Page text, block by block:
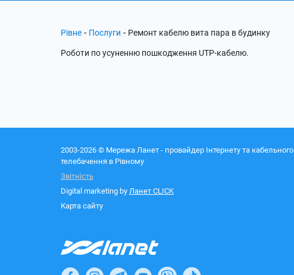
Рівне - Послуги - Ремонт кабелю вита пара в будинку
Роботи по усуненню пошкодження UTP-кабелю.
2003-2026 © Мережа Ланет - провайдер Інтернету та кабельного
телебачення в Рівному
Звітність
Digital marketing by Ланет CLICK
Карта сайту